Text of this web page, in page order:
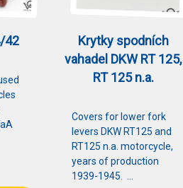
42
Krytky spodních
vahadel DKW RT 125,
RT 125 n.a.
Covers for lower fork
levers DKW RT125 and
RT125 n.a. motorcycle,
years of production
1939-1945. …